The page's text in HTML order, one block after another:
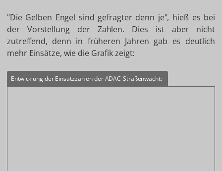
"Die Gelben Engel sind gefragter denn je", hieß es bei
der Vorstellung der Zahlen. Dies ist aber nicht
zutreffend, denn in früheren Jahren gab es deutlich
mehr Einsätze, wie die Grafik zeigt:
Entwicklung der Einsatzzahlen der ADAC-Straßenwacht: